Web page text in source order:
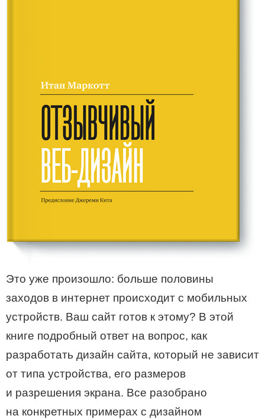
Это уже произошло: больше половины
заходов в интернет происходит с мобильных
устройств. Ваш сайт готов к этому? В этой
книге подробный ответ на вопрос, как
разработать дизайн сайта, который не зависит
от типа устройства, его размеров
и разрешения экрана. Все разобрано
на конкретных примерах с дизайном